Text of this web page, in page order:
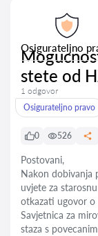
Osigurateljno
stete od
1 odgovor
Osigurateljno pravo
0 526
Postovani,
Nakon dobivanja
uvjete za
otkazati ugovor o
Savjetnica za
staza s